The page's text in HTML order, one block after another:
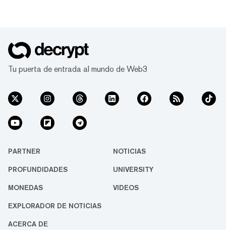
Tu puerta de entrada al mundo de Web3
PARTNER NOTICIAS
PROFUNDIDADES UNIVERSITY
MONEDAS VIDEOS
EXPLORADOR DE NOTICIAS
ACERCA DE